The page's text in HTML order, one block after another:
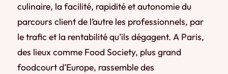
culinaire, la facilité, rapidité et autonomie du
parcours client de l’autre les professionnels, par
le trafic et la rentabilité qu’ils dégagent. A Paris,
des lieux comme Food Society, plus grand
foodcourt d’Europe, rassemble des